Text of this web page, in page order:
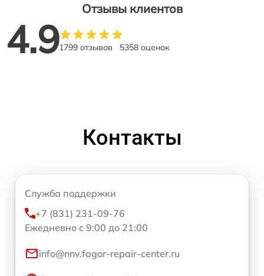
Отзывы клиентов
4.91799 отзывов 5358 оценок
Контакты
Служба поддержки
+7 (831) 231-09-76
Ежедневно с 9:00 до 21:00
info@nnv.fagor-repair-center.ru